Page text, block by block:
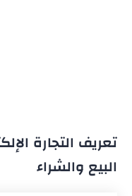
تعريف التجارة
البيع والشراء